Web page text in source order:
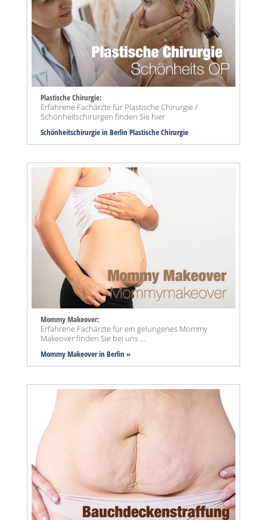
Plastische Chirurgie:
Erfahrene Fachärzte für Plastische Chirurgie /
Schönheitschirurgen finden Sie hier
Schönheitschirurgie in Berlin Plastische Chirurgie
Mommy Makeover:
Erfahrene Fachärzte für ein gelungenes Mommy
Makeover finden Sie bei uns ...
Mommy Makeoverin Berlin »